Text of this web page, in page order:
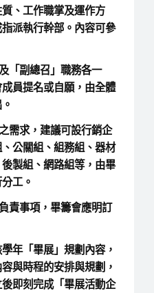
、工作職掌及運作方
派執行幹部。內容可參
「副總召」職務各一
員提名或自願，由全體
需求，建議可設行銷企
公關組、組務組、器材
製組、網路組等，由畢
工。
責事項，畢籌會應明訂
年「畢展」規劃內容，
與時程的安排與規劃，
即刻完成「畢展活動企